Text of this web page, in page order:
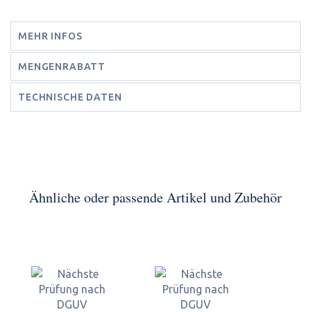
MEHR INFOS
MENGENRABATT
TECHNISCHE DATEN
Ähnliche oder passende Artikel und Zubehör